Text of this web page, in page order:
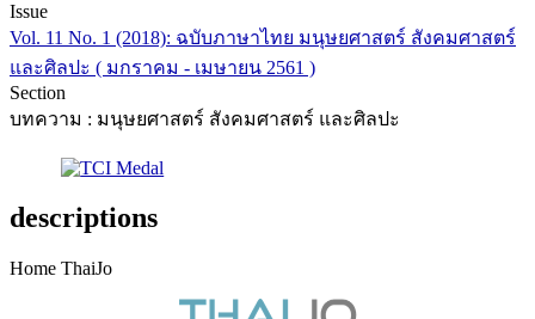
Issue
Vol. 11 No. 1 (2018): ฉบับภาษาไทย มนุษยศาสตร์ สังคมศาสตร์
และศิลปะ ( มกราคม - เมษายน 2561 )
Section
บทความ : มนุษยศาสตร์ สังคมศาสตร์ และศิลปะ
descriptions
Home ThaiJo